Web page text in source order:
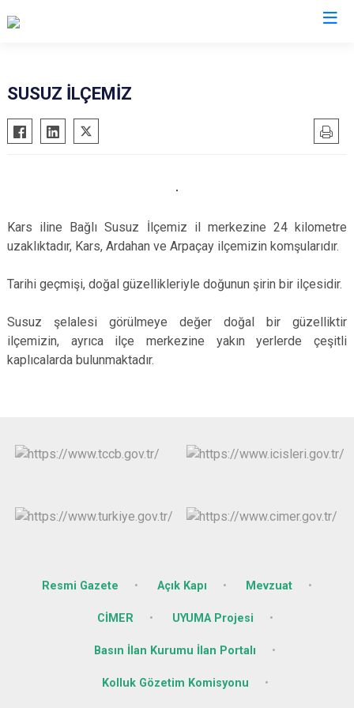
Akyaka
Arpaçay
Sarıkamış
Selim
SUSUZ İLÇEMİZ
Kars iline Bağlı Susuz İlçemiz il merkezine 24 kilometre
uzaklıktadır, Kars, Ardahan ve Arpaçay ilçemizin komşularıdır.
Tarihi geçmişi, doğal güzellikleriyle doğunun şirin bir ilçesidir.
Susuz şelalesi görülmeye değer doğal bir güzelliktir
ilçemizin, ayrıca ilçe merkezine yakın yerlerde çeşitli
kaplıcalarda bulunmaktadır.
Resmi Gazete Açık Kapı Mevzuat
CİMER UYUMA Projesi
Basın İlan Kurumu İlan Portalı
Kolluk Gözetim Komisyonu